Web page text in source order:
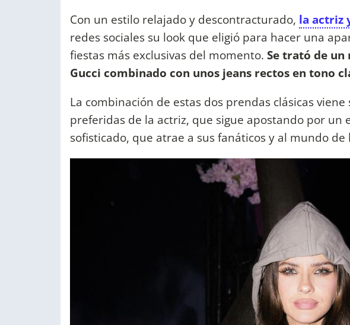
Con un estilo relajado y descontracturado, la actriz
redes sociales su look que eligió para hacer una
fiestas más exclusivas del momento. Se trató de un
Gucci combinado con unos jeans rectos en tono
La combinación de estas dos prendas clásicas
preferidas de la actriz, que sigue apostando por un
sofisticado, que atrae a sus fanáticos y al mundo de